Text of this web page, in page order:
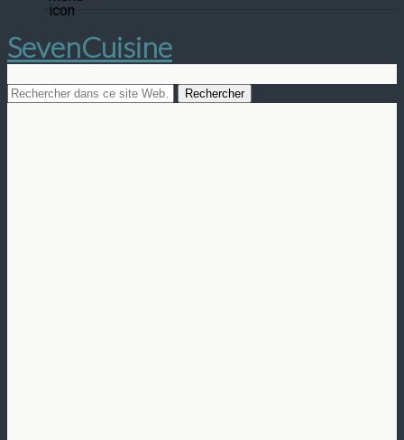
SevenCuisine